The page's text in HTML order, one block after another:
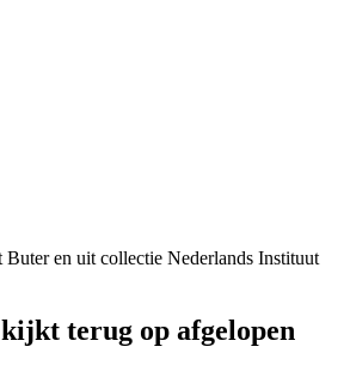
Buter en uit collectie Nederlands Instituut
terug op afgelopen